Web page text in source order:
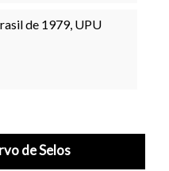
de 1979, UPU
de Selos